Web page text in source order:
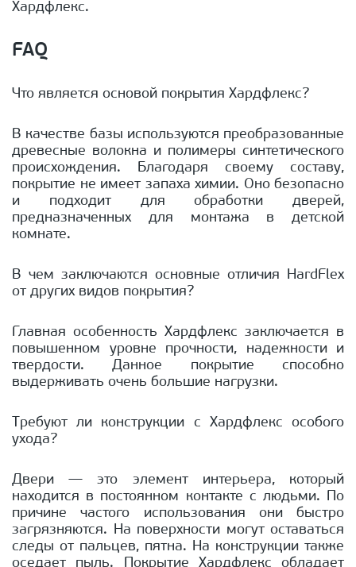
Хардфлекс.
FAQ
Что является основой покрытия Хардфлекс?
В качестве базы используются преобразованные
древесные волокна и полимеры синтетического
происхождения. Благодаря своему составу,
покрытие не имеет запаха химии. Оно безопасно
и подходит для обработки дверей,
предназначенных для монтажа в детской
комнате.
В чем заключаются основные отличия HardFlex
от других видов покрытия?
Главная особенность Хардфлекс заключается в
повышенном уровне прочности, надежности и
твердости. Данное покрытие способно
выдерживать очень большие нагрузки.
Требуют ли конструкции с Хардфлекс особого
ухода?
Двери — это элемент интерьера, который
находится в постоянном контакте с людьми. По
причине частого использования они быстро
загрязняются. На поверхности могут оставаться
следы от пальцев, пятна. На конструкции также
оседает пыль. Покрытие Хардфлекс обладает